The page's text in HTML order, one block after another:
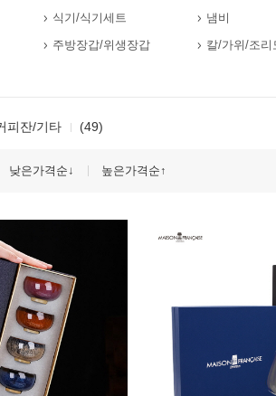
식기/식기세트
냄비
주방장갑/위생장갑
칼/가위/조리
피잔/기타 (49)
낮은가격순↓ 높은가격순↑